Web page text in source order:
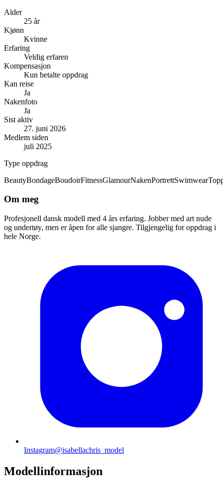
Alder
25 år
Kjønn
Kvinne
Erfaring
Veldig erfaren
Kompensasjon
Kun betalte oppdrag
Kan reise
Ja
Nakenfoto
Ja
Sist aktiv
27. juni 2026
Medlem siden
juli 2025
Type oppdrag
BeautyBondageBoudoirFitnessGlamourNakenPortrettSwimwear
Om meg
Profesjonell dansk modell med 4 års erfaring. Jobber med art nude
og undertøy, men er åpen for alle sjangre. Tilgjengelig for oppdrag i
hele Norge.
Instagram@isabellachris_model
Modellinformasjon